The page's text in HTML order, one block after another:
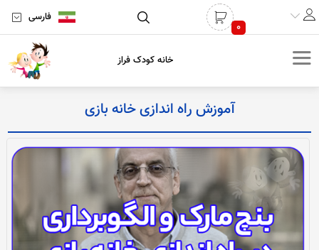
0
فارسی
خانه کودک فراز
آموزش راه اندازی خانه بازی